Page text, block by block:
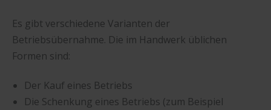
Es gibt verschiedene Varianten der
Betriebsübernahme. Die im Handwerk üblichen
Formen sind:
Der Kauf eines Betriebs
Die Schenkung eines Betriebs (zum Beispiel